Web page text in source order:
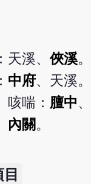
天溪、俠溪。
中府、天溪。
咳喘： 膻中
內關 。